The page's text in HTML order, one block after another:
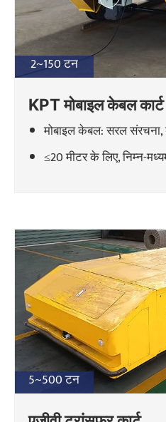
2~150 टन
KPT मोबाइल केबल कार्ट
मोबाइल केबल: सरल
≤20 मीटर के लिए, निम्न-
5~500 टन